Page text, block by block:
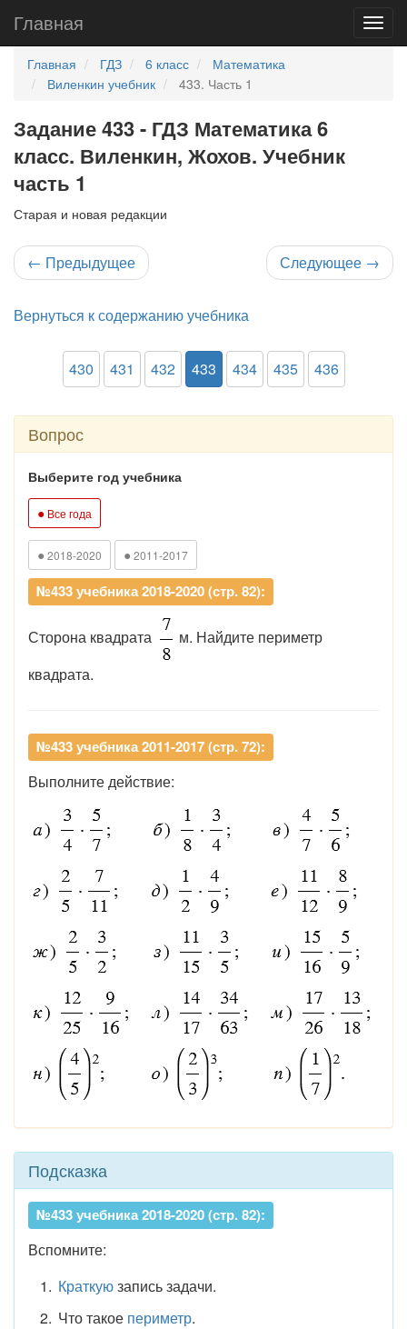
Главная
Главная ГДЗ 6 класс
Математика
Виленкин учебник
433. Часть 1
Задание 433 - ГДЗ Математика 6
класс. Виленкин, Жохов. Учебник
часть 1
Старая и новая редакции
← Предыдущее Следующее →
Вернуться к содержанию учебника
430 431 432 433 434 435 436
Вопрос
Выберите год учебника
● Все года
● 2018-2020 ● 2011-2017
№433 учебника 2018-2020 (стр. 82):
Сторона квадрата
м. Найдите периметр
квадрата.
№433 учебника 2011-2017 (стр. 72):
Выполните действие:
Подсказка
№433 учебника 2018-2020 (стр. 82):
Вспомните:
Краткуюзапись задачи.
Что такое периметр.